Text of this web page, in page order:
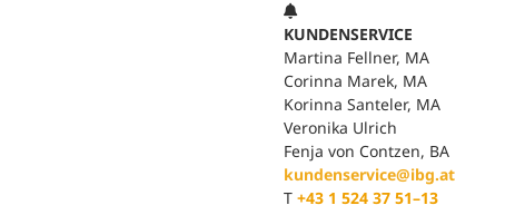

KUNDENSERVICE
Martina Fellner, MA
Corinna Marek, MA
Korinna Santeler, MA
Veronika Ulrich
Fenja von Contzen, BA
kundenservice@ibg.at
T +43 1 524 37 51–13